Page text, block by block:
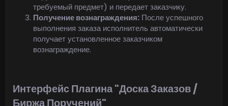
требуемый предмет) и передает заказчику.
Получение вознаграждения: После успешного
выполнения заказа исполнитель автоматически
получает установленное заказчиком
вознаграждение.
Интерфейс Плагина "Доска Заказов /
Биржа Поручений"